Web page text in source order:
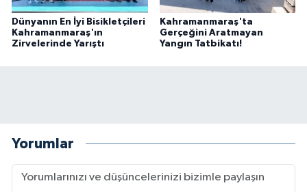
Dünyanın En İyi Bisikletçileri
Kahramanmaraş'ın
Zirvelerinde Yarıştı
Kahramanmaraş'ta
Gerçeğini Aratmayan
Yangın Tatbikatı!
Yorumlar